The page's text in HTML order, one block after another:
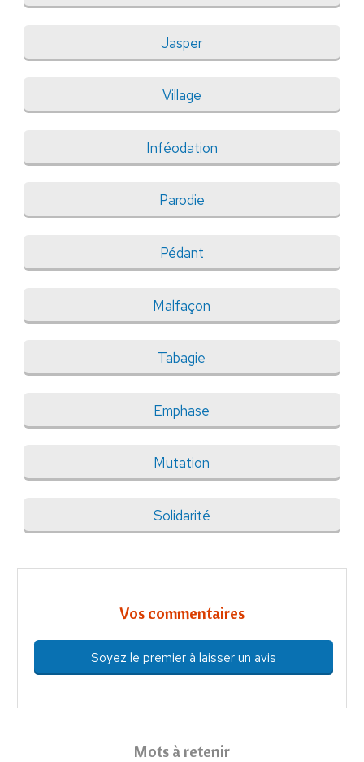
Jasper
Village
Inféodation
Parodie
Pédant
Malfaçon
Tabagie
Emphase
Mutation
Solidarité
Vos commentaires
Soyez le premier à laisser un avis
Mots à retenir